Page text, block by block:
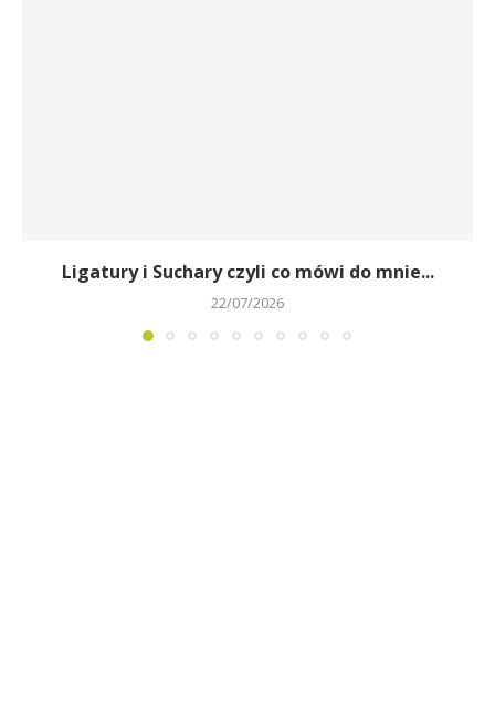
Ligatury i Suchary czyli co mówi do mnie...
22/07/2026